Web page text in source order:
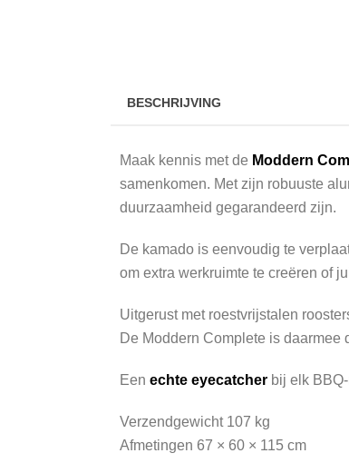
BESCHRIJVING
Maak kennis met de Moddern
samenkomen. Met zijn robuuste
duurzaamheid gegarandeerd zijn.
De kamado is eenvoudig te
om extra werkruimte te creëren of
Uitgerust met roestvrijstalen
De Moddern Complete is
Een echte eyecatcher bij elk
Verzendgewicht 107 kg
Afmetingen 67 × 60 × 115 cm